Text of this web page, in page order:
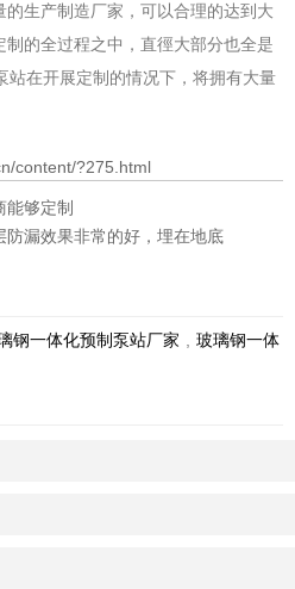
生产制造厂家，可以合理的达到大
的全过程之中，直徑大部分也全是
站在开展定制的情况下，将拥有大量
content/?275.html
能够定制
防漏效果非常的好，埋在地底
钢一体化预制泵站厂家
玻璃钢一体